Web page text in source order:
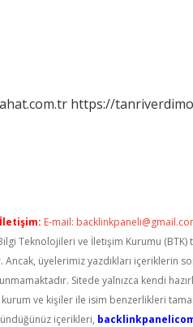
https://
E-mail:
Bilgi Teknolojileri ve İletişim Kurumu
üyelerimiz yazdıkları
Sitede yalnızca kendi
kurum ve kişiler ile isim benzerlikleri
içerikleri,